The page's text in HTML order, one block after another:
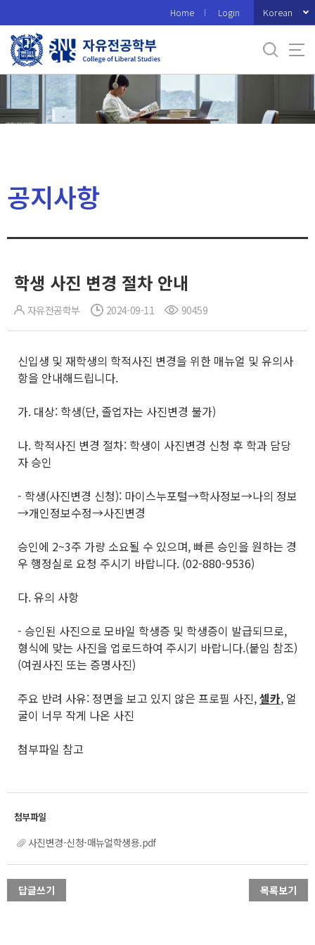
로
메
Home Login Korean
공지사항
학생 사진 변경 절차 안내
자유전공학부 2024-09-11 90459
신입생 및 재학생의 학적사진 변경을 위한 매뉴얼 및 유의사
항을 안내해드립니다.
가. 대상: 학생(단, 졸업자는 사진변경 불가)
나. 학적사진 변경 절차: 학생이 사진변경 신청 후 학과 담당
자 승인
- 학생(사진변경 신청): 마이스누포털→학사정보→나의 정보
→개인정보수정→사진변경
승인에 2~3주 가량 소요될 수 있으며, 빠른 승인을 원하는 경
우 행정실로 요청 주시기 바랍니다. (02-880-9536)
다. 유의 사항
- 승인된 사진으로 모바일 학생증 및 학생증이 발급되므로,
형식에 맞는 사진을 업로드하여 주시기 바랍니다.(붙임 참조)
(여권사진 또는 증명사진)
주요 반려 사유: 정면을 보고 있지 않은 프로필 사진,셀카, 얼
굴이 너무 작게 나온 사진
첨부파일 참고
사진변경-신청-매뉴얼학생용.pdf
답글쓰기 목록보기